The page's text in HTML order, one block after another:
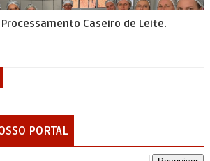
Caseiro de Leite.
PORTAL